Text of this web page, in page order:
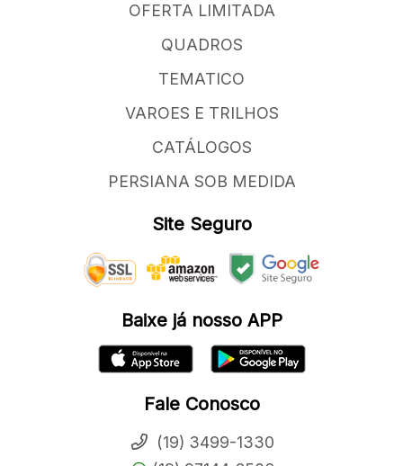
OFERTA LIMITADA
QUADROS
TEMATICO
VAROES E TRILHOS
CATÁLOGOS
PERSIANA SOB MEDIDA
Site Seguro
Baixe já nosso APP
Fale Conosco
(19) 3499-1330